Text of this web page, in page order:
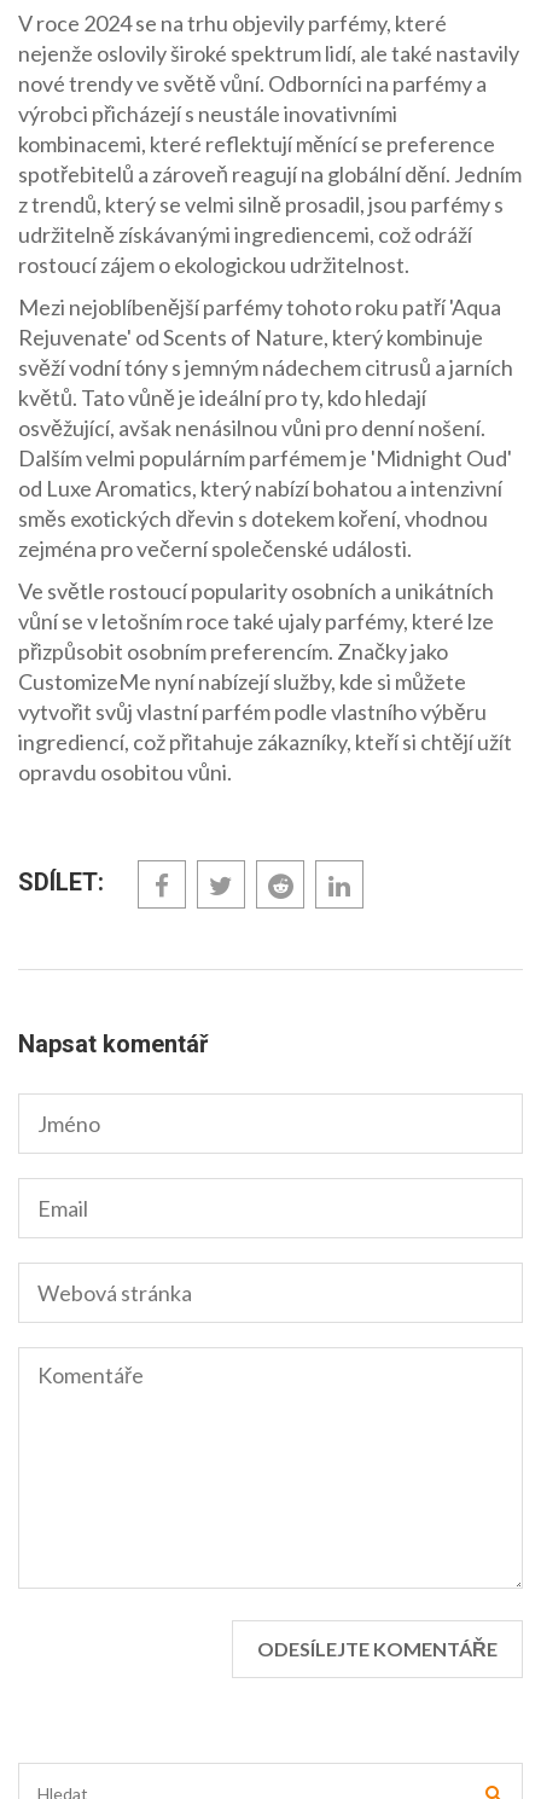
V roce 2024 se na trhu objevily parfémy, které
nejenže oslovily široké spektrum lidí, ale také nastavily
nové trendy ve světě vůní. Odborníci na parfémy a
výrobci přicházejí s neustále inovativními
kombinacemi, které reflektují měnící se preference
spotřebitelů a zároveň reagují na globální dění. Jedním
z trendů, který se velmi silně prosadil, jsou parfémy s
udržitelně získávanými ingrediencemi, což odráží
rostoucí zájem o ekologickou udržitelnost.
Mezi nejoblíbenější parfémy tohoto roku patří 'Aqua
Rejuvenate' od Scents of Nature, který kombinuje
svěží vodní tóny s jemným nádechem citrusů a jarních
květů. Tato vůně je ideální pro ty, kdo hledají
osvěžující, avšak nenásilnou vůni pro denní nošení.
Dalším velmi populárním parfémem je 'Midnight Oud'
od Luxe Aromatics, který nabízí bohatou a intenzivní
směs exotických dřevin s dotekem koření, vhodnou
zejména pro večerní společenské události.
Ve světle rostoucí popularity osobních a unikátních
vůní se v letošním roce také ujaly parfémy, které lze
přizpůsobit osobním preferencím. Značky jako
CustomizeMe nyní nabízejí služby, kde si můžete
vytvořit svůj vlastní parfém podle vlastního výběru
ingrediencí, což přitahuje zákazníky, kteří si chtějí užít
opravdu osobitou vůni.
SDÍLET:
Napsat komentář